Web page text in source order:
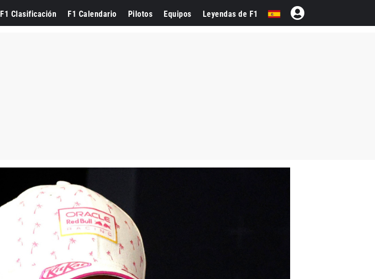
F1 Clasificación F1 Calendario Pilotos Equipos Leyendas de F1